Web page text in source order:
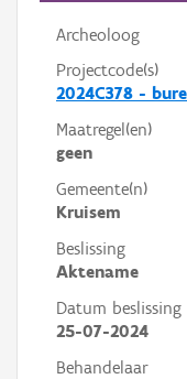
Archeoloog
Projectcode(s)
2024C378 -
Maatregel(en)
geen
Gemeente(n)
Kruisem
Beslissing
Aktename
Datum beslissing
25-07-2024
Behandelaar